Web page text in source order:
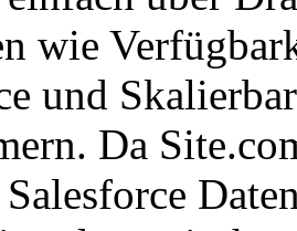
wie
und
Da